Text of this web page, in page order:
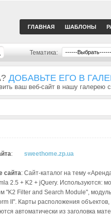
ГЛАВНАЯ ШАБЛОНЫ
Тематика:
ДОБАВЬТЕ ЕГО В
ваш веб-сайт в нашу галерею
: sweethome.zp.ua
сайта: Сайт-каталог на тему
2.5 + K2 + jQuery. Используются:
"K2 Filter and Search Module",
II". Карты расположения
автоматически из заголовка